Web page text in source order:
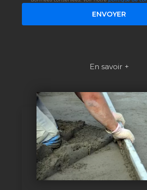
En savoir +